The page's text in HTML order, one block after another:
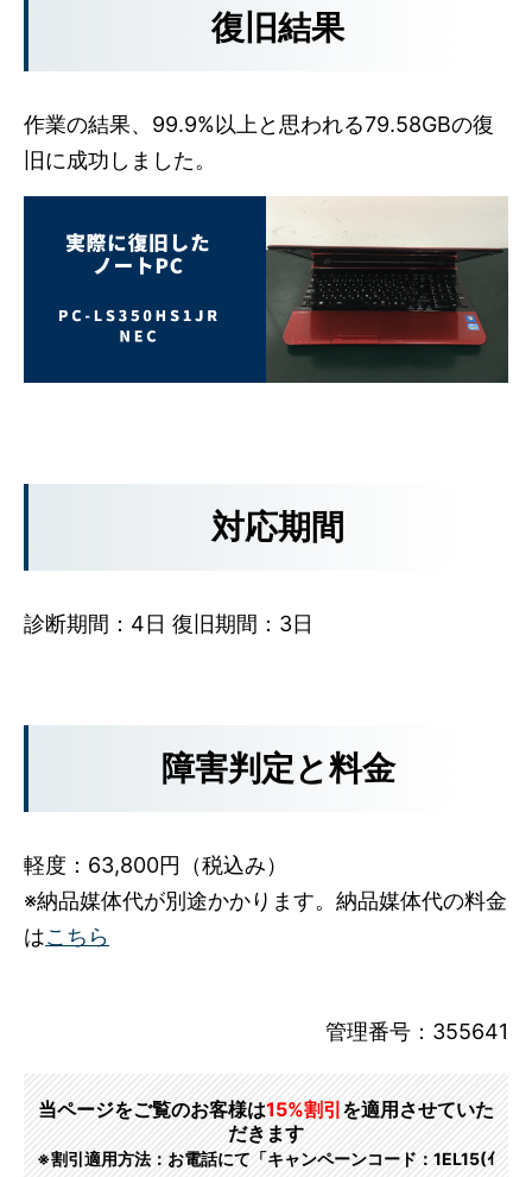
復旧結果
作業の結果、99.9%以上と思われる79.58GBの復
旧に成功しました。
対応期間
診断期間：4日 復旧期間：3日
障害判定と料金
軽度：63,800円（税込み）
※納品媒体代が別途かかります。納品媒体代の料金
はこちら
管理番号：355641
当ページをご覧のお客様は15%割引 を適用させていた
だきます
※割引適用方法：お電話にて「キャンペーンコード：1EL15(ｲ